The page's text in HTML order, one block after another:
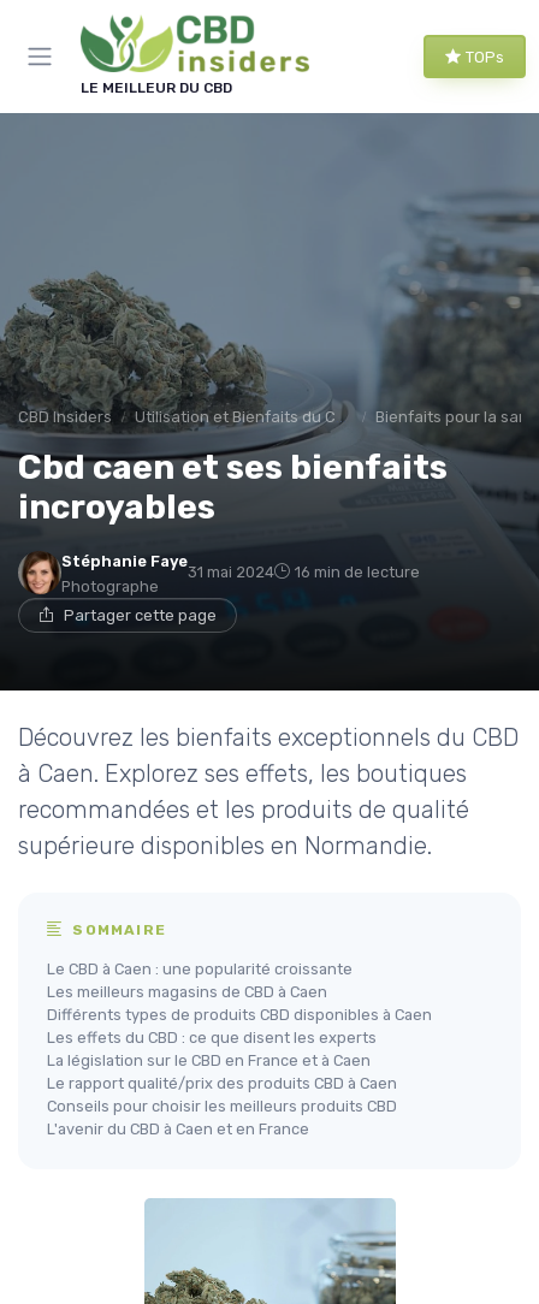
LE MEILLEUR DU CBD
TOPs
CBD Insiders Utilisation et Bienfaits du CBD Bienfaits pour la
Cbd caen et ses bienfaits
incroyables
Stéphanie Faye
Photographe
31 mai 2024 16 min de lecture
Partager cette page
Découvrez les bienfaits exceptionnels du CBD
à Caen. Explorez ses effets, les boutiques
recommandées et les produits de qualité
supérieure disponibles en Normandie.
SOMMAIRE
Le CBD à Caen : une popularité croissante
Les meilleurs magasins de CBD à Caen
Différents types de produits CBD disponibles à Caen
Les effets du CBD : ce que disent les experts
La législation sur le CBD en France et à Caen
Le rapport qualité/prix des produits CBD à Caen
Conseils pour choisir les meilleurs produits CBD
L'avenir du CBD à Caen et en France
Panneau de gestion des cookies